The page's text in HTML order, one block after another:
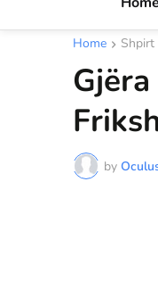
Home Shpirt
by